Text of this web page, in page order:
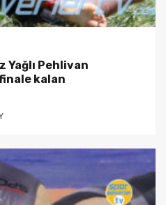
Yağlı Pehlivan
kalan